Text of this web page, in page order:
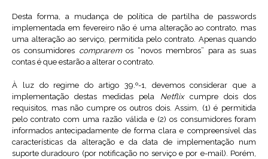
Desta forma, a mudança de política de partilha de passwords
implementada em fevereiro não é uma alteração ao contrato, mas
uma alteração ao serviço, permitida pelo contrato. Apenas quando
os consumidores compraremos “novos membros” para as suas
contas é que estarão a alterar o contrato.
À luz do regime do artigo 39.º-1, devemos considerar que a
implementação destas medidas pela Netflix cumpre dois dos
requisitos, mas não cumpre os outros dois. Assim, (1) é permitida
pelo contrato com uma razão válida e (2) os consumidores foram
informados antecipadamente de forma clara e compreensível das
características da alteração e da data de implementação num
suporte duradouro (por notificação no serviço e por e-mail). Porém,